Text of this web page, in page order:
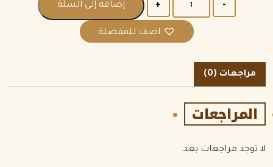
إضافة إلى السلة
اضف للمفضلة
مراجعات (0)
المراجعات
لا توجد مراجعات بعد.